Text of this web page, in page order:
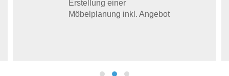
Erstellung einer
Möbelplanung inkl. Angebot